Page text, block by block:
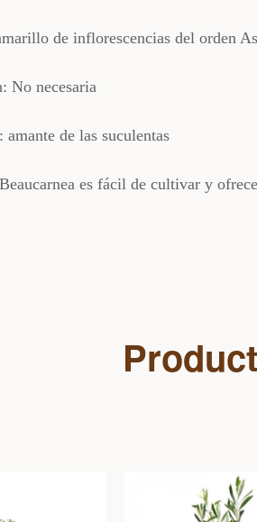
de inflorescencias del orden
No necesaria
de las suculentas
es fácil de cultivar y